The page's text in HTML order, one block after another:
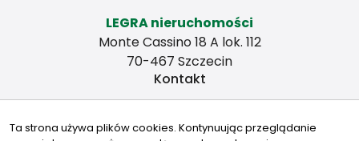
LEGRA nieruchomości
Monte Cassino 18 A lok. 112
70-467 Szczecin
Kontakt
Ta strona używa plików cookies. Kontynuując przeglądanie